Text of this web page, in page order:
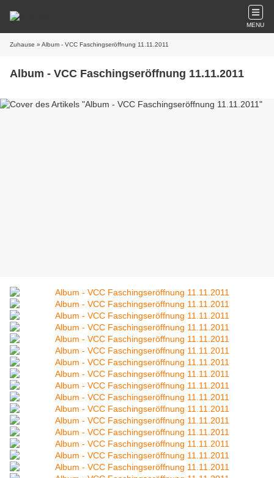
MENU
Zuhause » Album - VCC Faschingseröffnung 11.11.2011
Album - VCC Faschingseröffnung 11.11.2011